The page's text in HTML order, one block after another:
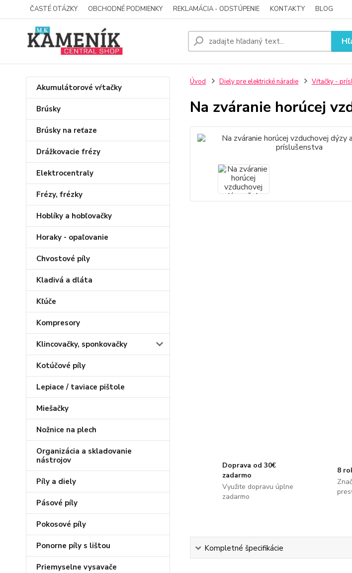
ČASTÉ OTÁZKY OBCHODNÉ PODMIENKY REKLAMÁCIA - ODSTÚPENIE KONTAKTY BLOG
Akumulátorové vŕtačky
Brúsky
Brúsky na reťaze
Drážkovacie frézy
Elektrocentraly
Frézy, frézky
Hoblíky a hobľovačky
Horaky - opaľovanie
Chvostové píly
Kladivá a dláta
Kľúče
Kompresory
Klincovačky, sponkovačky
Kotúčové píly
Lepiace / taviace pištole
Miešačky
Nožnice na plech
Organizácia a skladovanie
nástrojov
Píly a diely
Pásové píly
Pokosové píly
Ponorne píly s lištou
Priemyselne vysavače
Úvod Diely pre elektrické náradie Vŕtačky -
Na zváranie horúcej
Doprava od 30€
zadarmo
Využite dopravu úplne
zadarmo
8
Kompletné špecifikácie